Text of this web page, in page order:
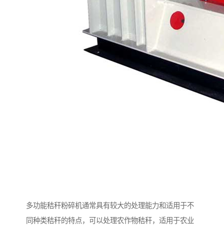
多功能秸秆粉碎机通常具有较大的处理能力和适用于不
同种类秸秆的特点，可以处理农作物秸秆，适用于农业